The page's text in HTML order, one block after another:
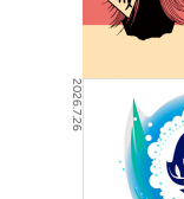
2026.7.26